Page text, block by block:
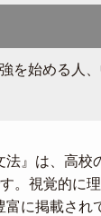
を始める人
法』は、高校
。視覚的に
に掲載され